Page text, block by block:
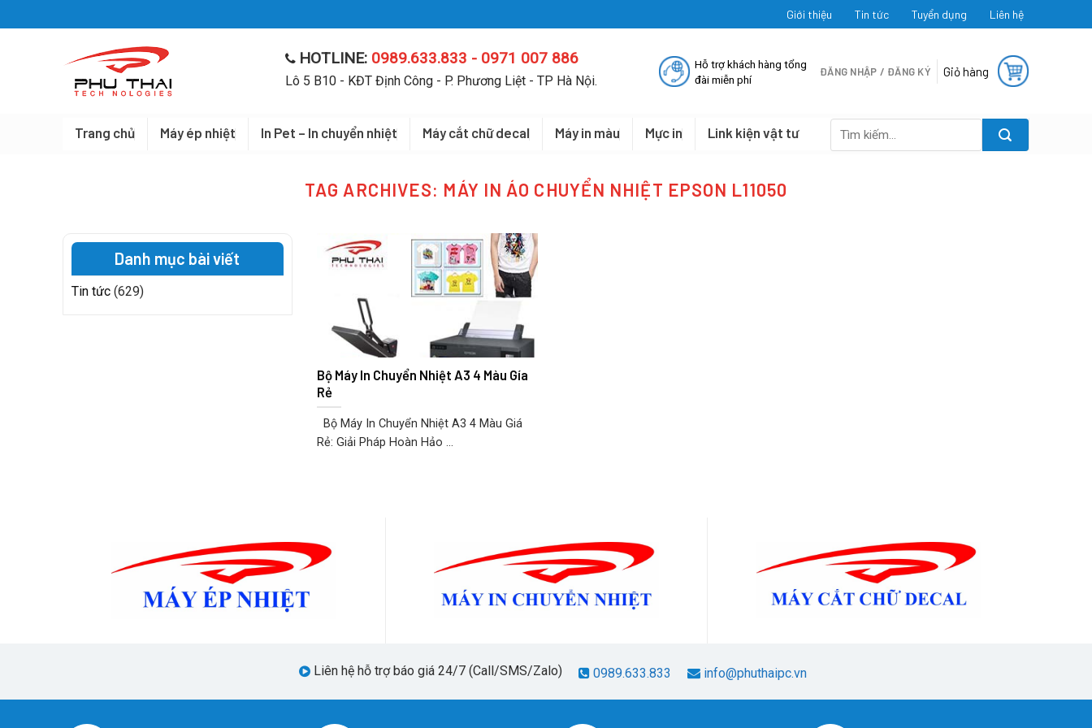
to
Giới thiệu Tin tức Tuyển dụng Liên hệ
HOTLINE: 0989.633.833 - 0971 007 886
Lô 5 B10 - KĐT Định Công - P. Phương Liệt - TP Hà Nội.
Hỗ trợ khách hàng tổng
đài miễn phí
ĐĂNG NHẬP / ĐĂNG KÝ Giỏ hàng
Trang chủ Máy ép nhiệt In Pet – In chuyển nhiệt Máy cắt chữ decal Máy in màu Mực in Link kiện vật tư Tìm
TAG ARCHIVES: MÁY IN ÁO CHUYỂN NHIỆT EPSON L11050
Danh mục bài viết
Tin tức (629)
Bộ Máy In Chuyển Nhiệt A3 4 Màu Gía
Rẻ
Bộ Máy In Chuyển Nhiệt A3 4 Màu Giá
Rẻ: Giải Pháp Hoàn Hảo ...
Liên hệ hỗ trợ báo giá 24/7 (Call/SMS/Zalo) 0989.633.833 info@phuthaipc.vn